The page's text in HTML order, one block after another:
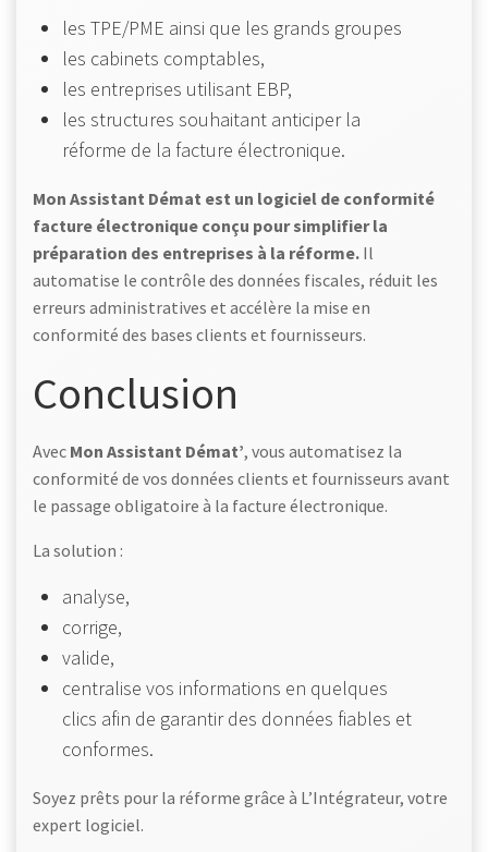
les TPE/PME ainsi que les grands groupes
les cabinets comptables,
les entreprises utilisant EBP,
les structures souhaitant anticiper la
réforme de la facture électronique.
Mon Assistant Démat est un logiciel de conformité
facture électronique conçu pour simplifier la
préparation des entreprises à la réforme. Il
automatise le contrôle des données fiscales, réduit les
erreurs administratives et accélère la mise en
conformité des bases clients et fournisseurs.
Conclusion
Avec Mon Assistant Démat’, vous automatisez la
conformité de vos données clients et fournisseurs avant
le passage obligatoire à la facture électronique.
La solution :
analyse,
corrige,
valide,
centralise vos informations en quelques
clics afin de garantir des données fiables et
conformes.
Soyez prêts pour la réforme grâce à L’Intégrateur, votre
expert logiciel.